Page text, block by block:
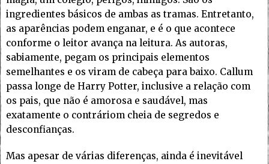
ingredientes básicos de ambas as tramas. Entretanto,
as aparências podem enganar, e é o que acontece
conforme o leitor avança na leitura. As autoras,
sabiamente, pegam os principais elementos
semelhantes e os viram de cabeça para baixo. Callum
passa longe de Harry Potter, inclusive a relação com
os pais, que não é amorosa e saudável, mas
exatamente o contráriom cheia de segredos e
desconfianças.
Mas apesar de várias diferenças, ainda é inevitável